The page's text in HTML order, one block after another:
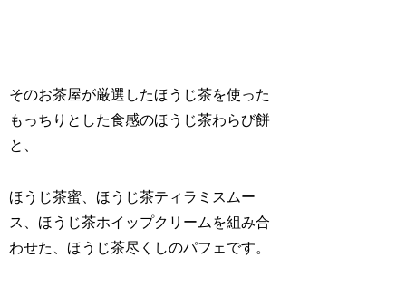
そのお茶屋が厳選したほうじ茶を使った
もっちりとした食感のほうじ茶わらび餅
と、
ほうじ茶蜜、ほうじ茶ティラミスムー
ス、ほうじ茶ホイップクリームを組み合
わせた、ほうじ茶尽くしのパフェです。